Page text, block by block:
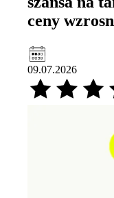
ceny
09.07.2026